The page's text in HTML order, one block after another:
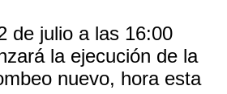
de julio a las 16:00
la ejecución de la
nuevo, hora esta